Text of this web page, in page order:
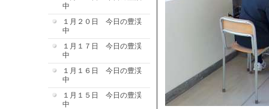
中
１月２０日 今日の豊渓
中
１月１７日 今日の豊渓
中
１月１６日 今日の豊渓
中
１月１５日 今日の豊渓
中